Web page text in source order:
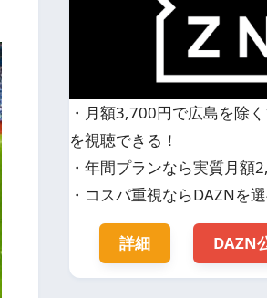
・月額3,700円で広島を除
を視聴できる！
・年間プランなら実質月額
・コスパ重視ならDAZNを
詳細 DAZN